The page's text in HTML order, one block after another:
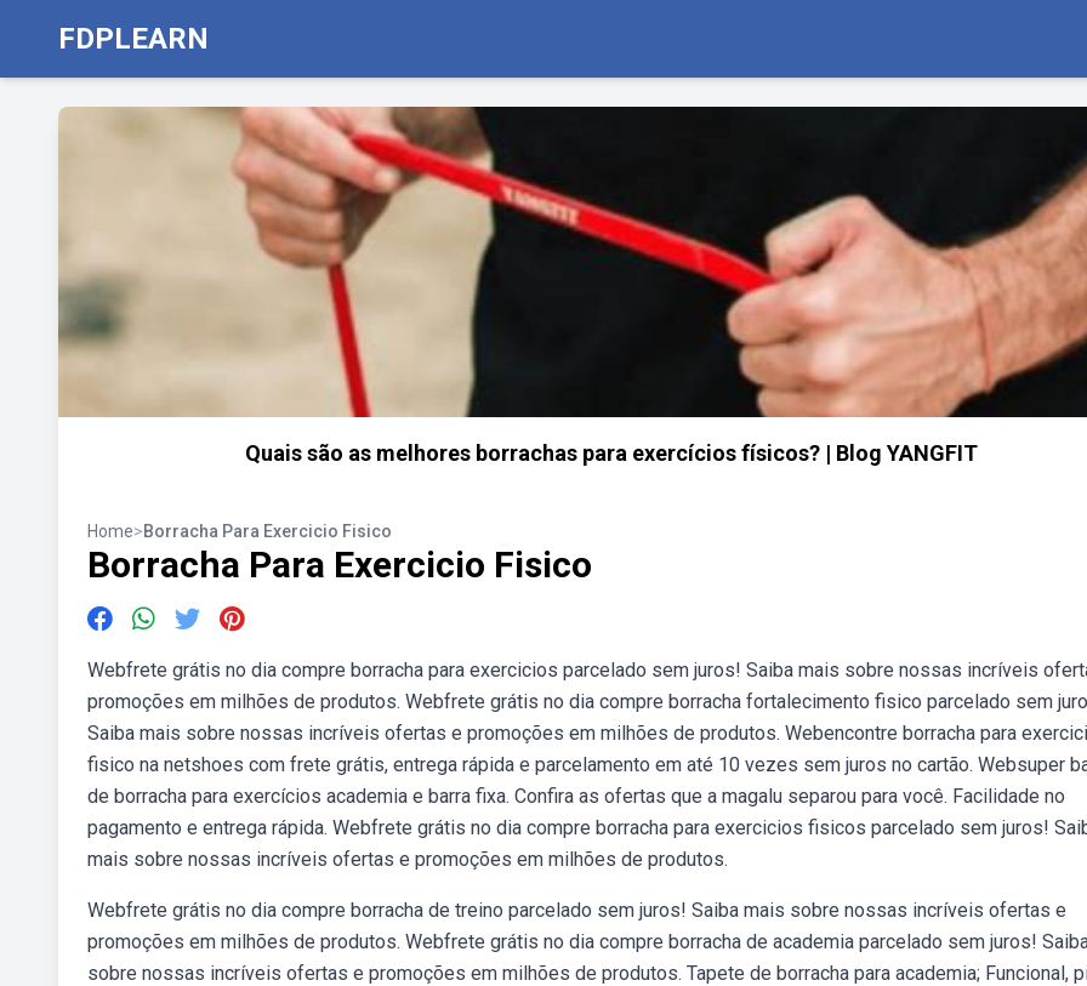
FDPLEARN
Quais são as melhores borrachas para exercícios físicos? | Blog YANGFIT
Home>Borracha Para Exercicio Fisico
Borracha Para Exercicio Fisico
Webfrete grátis no dia compre borracha para exercicios parcelado sem juros! Saiba mais sobre nossas incríveis
promoções em milhões de produtos. Webfrete grátis no dia compre borracha fortalecimento fisico parcelado sem
Saiba mais sobre nossas incríveis ofertas e promoções em milhões de produtos. Webencontre borracha para
fisico na netshoes com frete grátis, entrega rápida e parcelamento em até 10 vezes sem juros no cartão. Websuper
de borracha para exercícios academia e barra fixa. Confira as ofertas que a magalu separou para você. Facilidade no
pagamento e entrega rápida. Webfrete grátis no dia compre borracha para exercicios fisicos parcelado sem juros!
mais sobre nossas incríveis ofertas e promoções em milhões de produtos.
Webfrete grátis no dia compre borracha de treino parcelado sem juros! Saiba mais sobre nossas incríveis ofertas e
promoções em milhões de produtos. Webfrete grátis no dia compre borracha de academia parcelado sem juros!
sobre nossas incríveis ofertas e promoções em milhões de produtos. Tapete de borracha para academia; Funcional,